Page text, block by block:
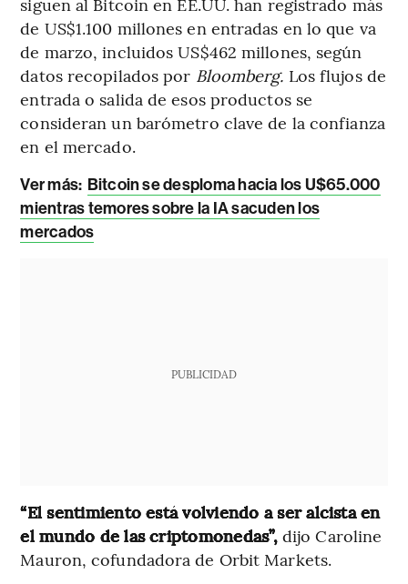
de US$1.100 millones en entradas en lo que va
de marzo, incluidos US$462 millones, según
datos recopilados por Bloomberg. Los flujos de
entrada o salida de esos productos se
consideran un barómetro clave de la confianza
en el mercado.
Ver más: Bitcoin se desploma hacia los U$65.000
mientras temores sobre la IA sacuden los
mercados
PUBLICIDAD
“El sentimiento está volviendo a ser alcista en
el mundo de las criptomonedas”,dijo Caroline
Mauron, cofundadora de Orbit Markets.